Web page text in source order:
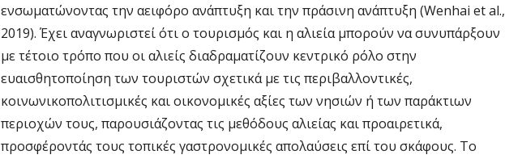
ενσωματώνοντας την αειφόρο ανάπτυξη και την πράσινη ανάπτυξη (Wenhai et al.,
2019). Έχει αναγνωριστεί ότι ο τουρισμός και η αλιεία μπορούν να συνυπάρξουν
με τέτοιο τρόπο που οι αλιείς διαδραματίζουν κεντρικό ρόλο στην
ευαισθητοποίηση των τουριστών σχετικά με τις περιβαλλοντικές,
κοινωνικοπολιτισμικές και οικονομικές αξίες των νησιών ή των παράκτιων
περιοχών τους, παρουσιάζοντας τις μεθόδους αλιείας και προαιρετικά,
προσφέροντάς τους τοπικές γαστρονομικές απολαύσεις επί του σκάφους. Το